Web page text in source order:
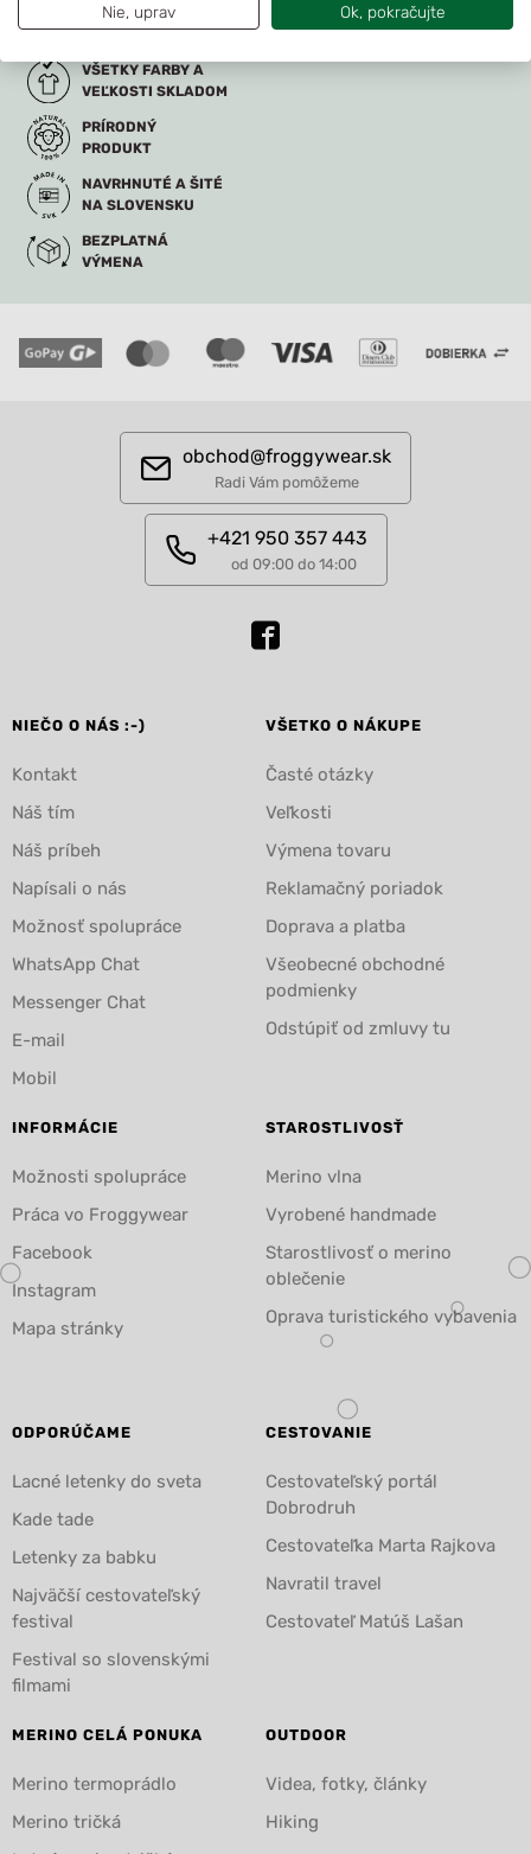
VŠETKY FARBY A
VEĽKOSTI SKLADOM
PRÍRODNÝ
PRODUKT
NAVRHNUTÉ A ŠITÉ
NA SLOVENSKU
BEZPLATNÁ
VÝMENA
obchod@froggywear.sk
Radi Vám pomôžeme
+421 950 357 443
od 09:00 do 14:00
NIEČO O NÁS :-)
Kontakt
Náš tím
Náš príbeh
Napísali o nás
Možnosť spolupráce
WhatsApp Chat
Messenger Chat
E-mail
Mobil
VŠETKO O NÁKUPE
Časté otázky
Veľkosti
Výmena tovaru
Reklamačný poriadok
Doprava a platba
Všeobecné obchodné
podmienky
Odstúpiť od zmluvy tu
INFORMÁCIE
Možnosti spolupráce
Práca vo Froggywear
Facebook
Instagram
Mapa stránky
STAROSTLIVOSŤ
Merino vlna
Vyrobené handmade
Starostlivosť o merino
oblečenie
Oprava turistického vybavenia
ODPORÚČAME
Lacné letenky do sveta
Kade tade
Letenky za babku
Najväčší cestovateľský
festival
Festival so slovenskými
filmami
CESTOVANIE
Cestovateľský portál
Dobrodruh
Cestovateľka Marta Rajkova
Navratil travel
Cestovateľ Matúš Lašan
MERINO CELÁ PONUKA
Merino termoprádlo
Merino tričká
OUTDOOR
Videa, fotky, články
Hiking
Nie, uprav Ok, pokračujte